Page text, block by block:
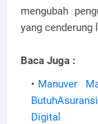
mengubah
yang cenderung
Baca Juga :
Manuver
Digital